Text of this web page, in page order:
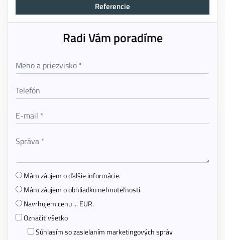
Referencie
Radi Vám poradíme
Mám záujem o ďalšie informácie.
Mám záujem o obhliadku nehnuteľnosti.
Navrhujem cenu ... EUR.
Označiť všetko
Súhlasím so zasielaním marketingových správ